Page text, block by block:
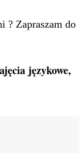
? Zapraszam do
językowe,